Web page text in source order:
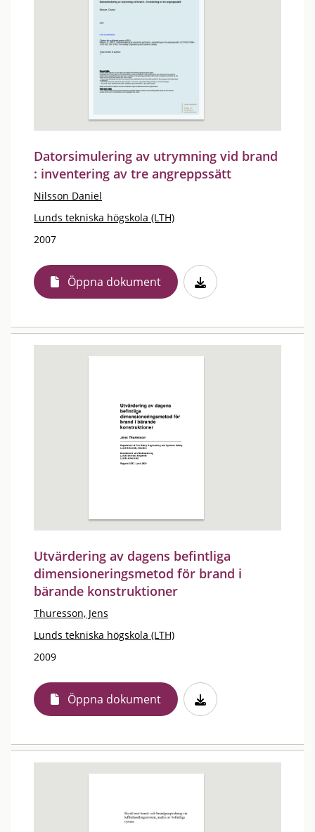
Datorsimulering av utrymning vid brand
: inventering av tre angreppssätt
Nilsson Daniel
Lunds tekniska högskola (LTH)
2007
Öppna dokument
Utvärdering av dagens befintliga
dimensioneringsmetod för brand i
bärande konstruktioner
Thuresson, Jens
Lunds tekniska högskola (LTH)
2009
Öppna dokument